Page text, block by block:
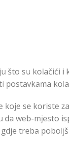
što su
postavkama
se koriste
da web-
treba